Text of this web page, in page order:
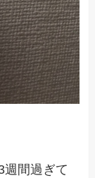
週間過ぎて